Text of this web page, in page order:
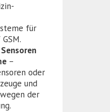
für
–
oder
und
der